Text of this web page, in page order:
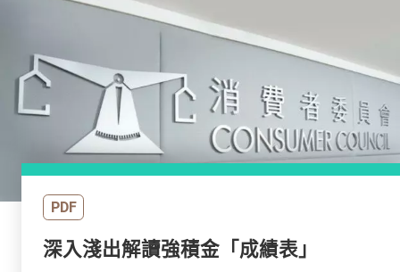
PDF
深入淺出解讀強積金「成績表」